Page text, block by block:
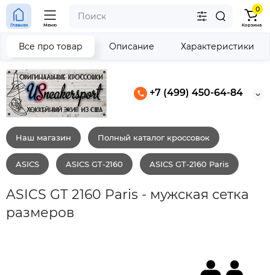
+7 (499) 450-64-84
Главная Меню
0
Корзина
Наш магазин Полный каталог кроссовок
ASICS ASICS GT-2160 ASICS GT-2160 Paris
ASICS GT 2160 Paris - мужская сетка
размеров
Все про товар Описание Характеристики